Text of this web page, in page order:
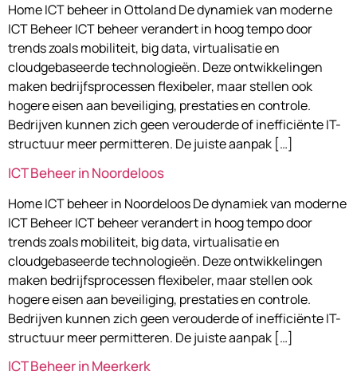
Home ICT beheer in Ottoland De dynamiek van moderne
ICT Beheer ICT beheer verandert in hoog tempo door
trends zoals mobiliteit, big data, virtualisatie en
cloudgebaseerde technologieën. Deze ontwikkelingen
maken bedrijfsprocessen flexibeler, maar stellen ook
hogere eisen aan beveiliging, prestaties en controle.
Bedrijven kunnen zich geen verouderde of inefficiënte IT-
structuur meer permitteren. De juiste aanpak […]
ICT Beheer in Noordeloos
Home ICT beheer in Noordeloos De dynamiek van moderne
ICT Beheer ICT beheer verandert in hoog tempo door
trends zoals mobiliteit, big data, virtualisatie en
cloudgebaseerde technologieën. Deze ontwikkelingen
maken bedrijfsprocessen flexibeler, maar stellen ook
hogere eisen aan beveiliging, prestaties en controle.
Bedrijven kunnen zich geen verouderde of inefficiënte IT-
structuur meer permitteren. De juiste aanpak […]
ICT Beheer in Meerkerk